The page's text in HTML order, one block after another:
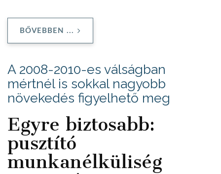
BŐVEBBEN ...
A 2008-2010-es válságban
mértnél is sokkal nagyobb
növekedés figyelhető meg
Egyre biztosabb:
pusztító
munkanélküliség